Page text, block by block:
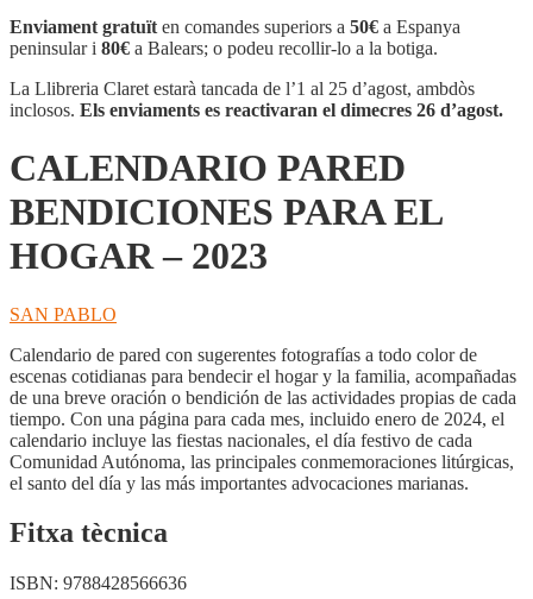
Enviament gratuït en comandes superiors a 50€ a Espanya
peninsular i 80€ a Balears; o podeu recollir-lo a la botiga.
La Llibreria Claret estarà tancada de l’1 al 25 d’agost, ambdòs
inclosos. Els enviaments es reactivaran el dimecres 26 d’agost.
CALENDARIO PARED
BENDICIONES PARA EL
HOGAR – 2023
SAN PABLO
Calendario de pared con sugerentes fotografías a todo color de
escenas cotidianas para bendecir el hogar y la familia, acompañadas
de una breve oración o bendición de las actividades propias de cada
tiempo. Con una página para cada mes, incluido enero de 2024, el
calendario incluye las fiestas nacionales, el día festivo de cada
Comunidad Autónoma, las principales conmemoraciones litúrgicas,
el santo del día y las más importantes advocaciones marianas.
Fitxa tècnica
ISBN: 9788428566636